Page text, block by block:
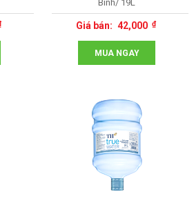
Bình/ 19L
42,000
MUA NGAY